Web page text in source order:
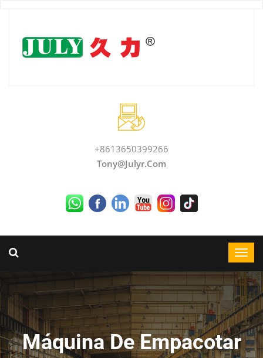
+8613650399266
Tony@julyr.com
Máquina De Empacotar